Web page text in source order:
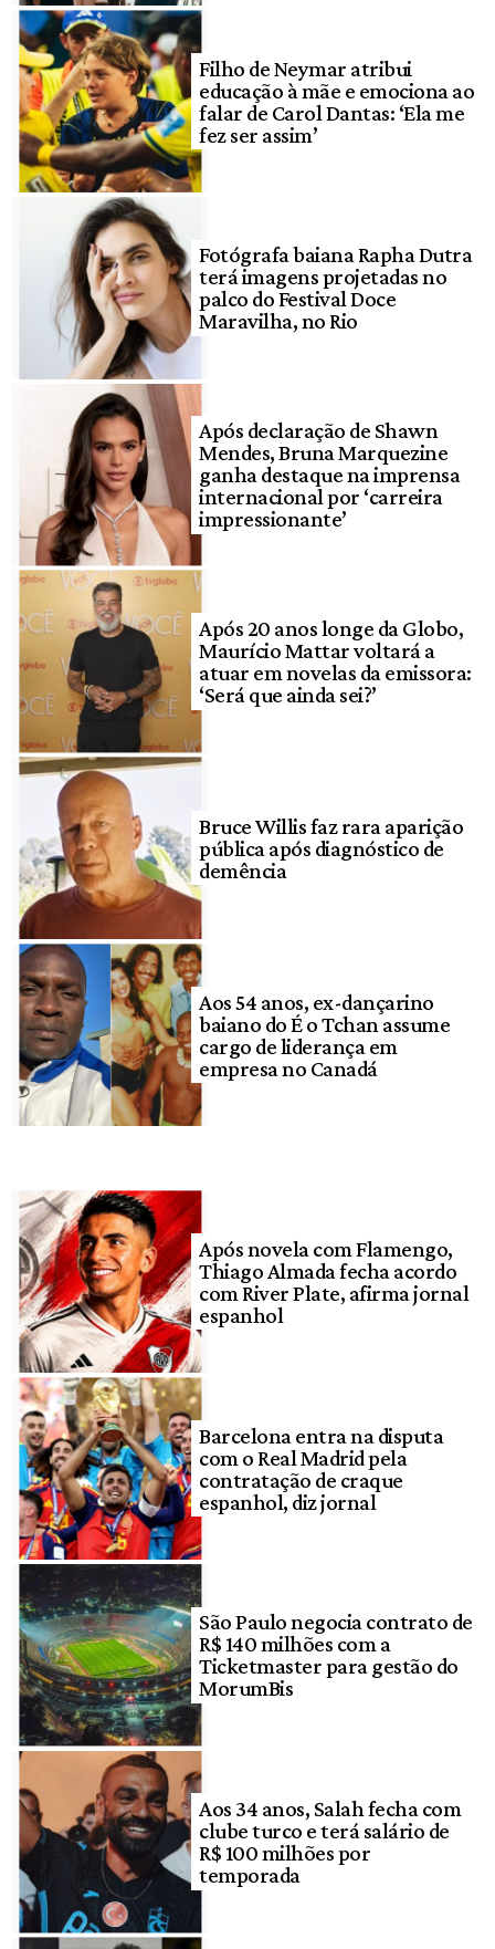
Filho de Neymar atribui
educação à mãe e emociona ao
falar de Carol Dantas: ‘Ela me
fez ser assim’
Fotógrafa baiana Rapha Dutra
terá imagens projetadas no
palco do Festival Doce
Maravilha, no Rio
Após declaração de Shawn
Mendes, Bruna Marquezine
ganha destaque na imprensa
internacional por ‘carreira
impressionante’
Após 20 anos longe da Globo,
Maurício Mattar voltará a
atuar em novelas da emissora:
‘Será que ainda sei?’
Bruce Willis faz rara aparição
pública após diagnóstico de
demência
Aos 54 anos, ex-dançarino
baiano do É o Tchan assume
cargo de liderança em
empresa no Canadá
Após novela com Flamengo,
Thiago Almada fecha acordo
com River Plate, afirma jornal
espanhol
Barcelona entra na disputa
com o Real Madrid pela
contratação de craque
espanhol, diz jornal
São Paulo negocia contrato de
R$ 140 milhões com a
Ticketmaster para gestão do
MorumBis
Aos 34 anos, Salah fecha com
clube turco e terá salário de
R$ 100 milhões por
temporada